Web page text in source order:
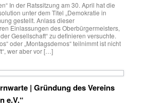
In der Ratssitzung am 30. April hat die
unter dem Titel „Demokratie in
gestellt. Anlass dieser
Einlassungen des Oberbürgermeisters,
Gesellschaft“ zu definieren versuchte.
oder „Montagsdemos“ teilnimmt ist nicht
wer aber vor […]
| Gründung des Vereins
e.V.“